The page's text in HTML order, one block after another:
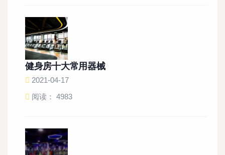
健身房十大常用器械
2021-04-17
阅读： 4983